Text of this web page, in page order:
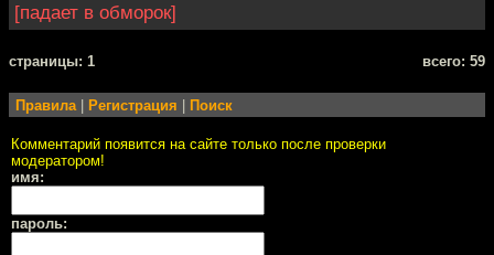
[падает в обморок]
cтраницы: 1 всего: 59
Правила| Регистрация Поиск
Комментарий появится на сайте только после проверки
модератором!
имя:
пароль: